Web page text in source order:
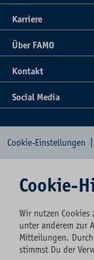
Karriere
Über FAMO
Kontakt
Social Media
Cookie-Einstellungen
Cookie-
Wir nutzen Cookies
unter anderem zur
Mitteilungen.
stimmst Du der